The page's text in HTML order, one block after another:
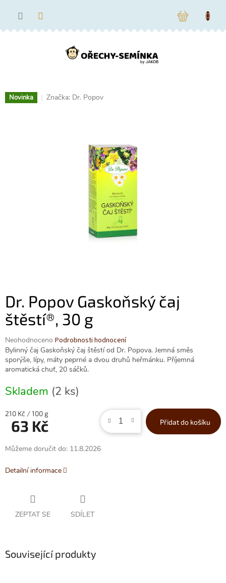
NÁKUPNÍ
Novinka Značka: Dr. Popov
Dr. Popov Gaskoňský čaj
štěstí®, 30 g
Průměrné
hodnocení
produktu
je
z
5
Neohodnoceno Podrobnosti hodnocení
Bylinný čaj Gaskoňský čaj štěstí od Dr. Popova. Jemná směs
sporýše, lípy, máty peprné a dvou druhů heřmánku. Příjemná
aromatická chuť, 20 sáčků.
Skladem (2 ks)
Měrná
cena:
210 Kč / 100 g
63 Kč Přidat do košíku
Můžeme doručit do: 11.8.2026
Detailní informace
ZEPTAT SE SDÍLET
Související produkty